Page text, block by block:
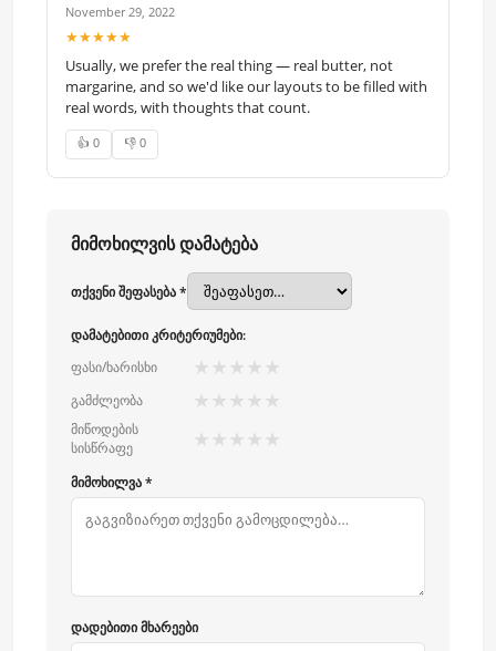
November 29, 2022
★★★★★
Usually, we prefer the real thing — real butter, not
margarine, and so we'd like our layouts to be filled with
real words, with thoughts that count.
👍 0 👎 0
მიმოხილვის დამატება
თქვენი შეფასება *
დამატებითი კრიტერიუმები:
ფასი/ხარისხი
★ ★ ★ ★ ★
გამძლეობა ★ ★ ★ ★ ★
მიწოდების
სისწრაფე
★ ★ ★ ★ ★
მიმოხილვა *
დადებითი მხარეები